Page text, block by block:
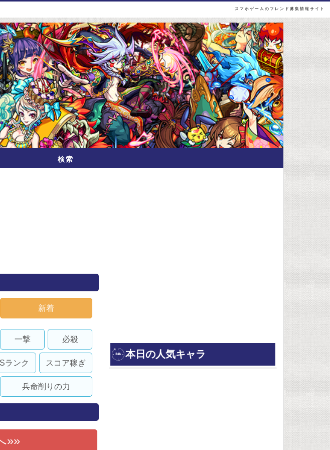
スマホゲームのフレンド募集情報サイト
検索
新着
一撃 必殺
Sランク スコア稼ぎ
兵命削りの力
»